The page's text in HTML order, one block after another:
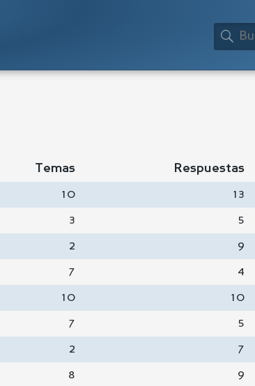
Temas Respuestas
10 13
3 5
2 9
7 4
10 10
7 5
2 7
8 9